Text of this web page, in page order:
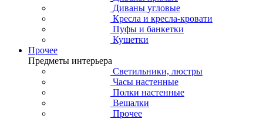
Диваны угловые
Кресла и кресла-кровати
Пуфы и банкетки
Кушетки
Прочее
Предметы интерьера
Светильники, люстры
Часы настенные
Полки настенные
Вешалки
Прочее